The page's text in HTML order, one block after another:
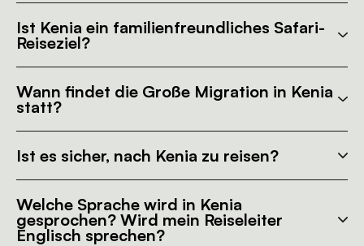
Ist Kenia ein familienfreundliches Safari-
Reiseziel?
Wann findet die Große Migration in Kenia
statt?
Ist es sicher, nach Kenia zu reisen?
Welche Sprache wird in Kenia
gesprochen? Wird mein Reiseleiter
Englisch sprechen?